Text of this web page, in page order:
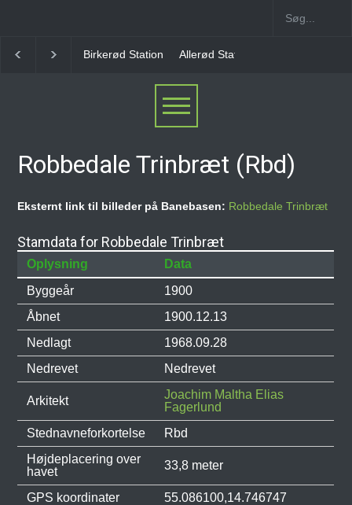
Birkerød Station Allerød Station Favrholm Station
Robbedale Trinbræt (Rbd)
Eksternt link til billeder på Banebasen: Robbedale Trinbræt
Stamdata for Robbedale Trinbræt
Oplysning
Data
Byggeår
1900
Åbnet
1900.12.13
Nedlagt
1968.09.28
Nedrevet
Nedrevet
Arkitekt
Joachim Maltha Elias
Fagerlund
Stednavneforkortelse
Rbd
Højdeplacering over
havet
33,8 meter
GPS koordinater 55.086100,14.746747